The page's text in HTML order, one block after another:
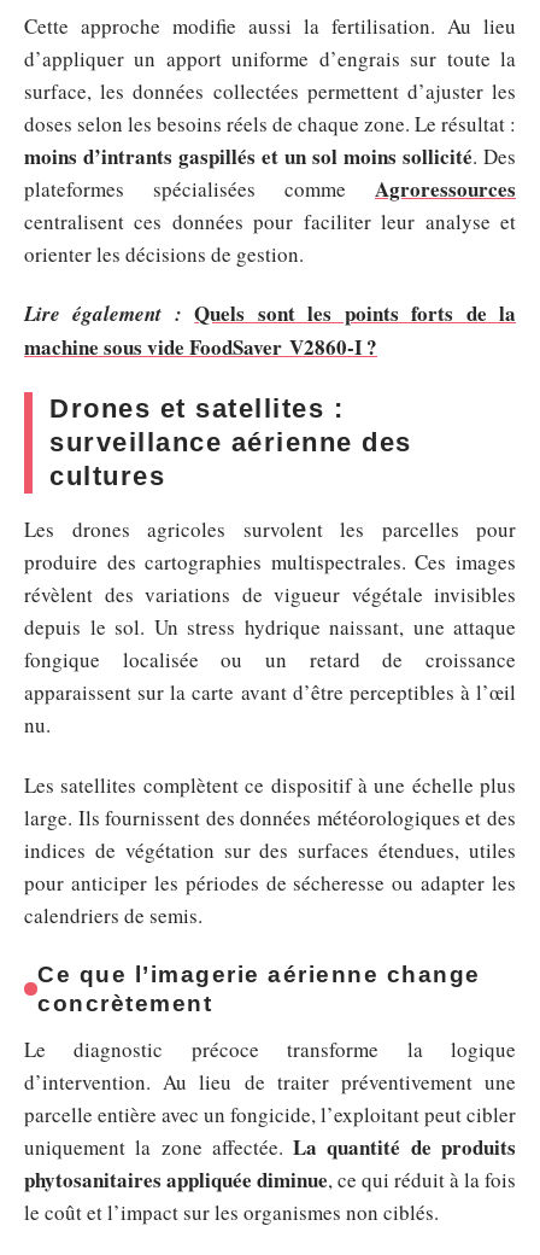
Cette approche modifie aussi la fertilisation. Au lieu
d’appliquer un apport uniforme d’engrais sur toute la
surface, les données collectées permettent d’ajuster les
doses selon les besoins réels de chaque zone. Le résultat :
moins d’intrants gaspillés et un sol moins sollicité. Des
plateformes spécialisées comme Agroressources
centralisent ces données pour faciliter leur analyse et
orienter les décisions de gestion.
Lire également : Quels sont les points forts de la
machine sous vide FoodSaver V2860-I ?
Drones et satellites :
surveillance aérienne des
cultures
Les drones agricoles survolent les parcelles pour
produire des cartographies multispectrales. Ces images
révèlent des variations de vigueur végétale invisibles
depuis le sol. Un stress hydrique naissant, une attaque
fongique localisée ou un retard de croissance
apparaissent sur la carte avant d’être perceptibles à l’œil
nu.
Les satellites complètent ce dispositif à une échelle plus
large. Ils fournissent des données météorologiques et des
indices de végétation sur des surfaces étendues, utiles
pour anticiper les périodes de sécheresse ou adapter les
calendriers de semis.
Ce que l’imagerie aérienne change
concrètement
Le diagnostic précoce transforme la logique
d’intervention. Au lieu de traiter préventivement une
parcelle entière avec un fongicide, l’exploitant peut cibler
uniquement la zone affectée.La quantité de produits
phytosanitaires appliquée diminue, ce qui réduit à la fois
le coût et l’impact sur les organismes non ciblés.